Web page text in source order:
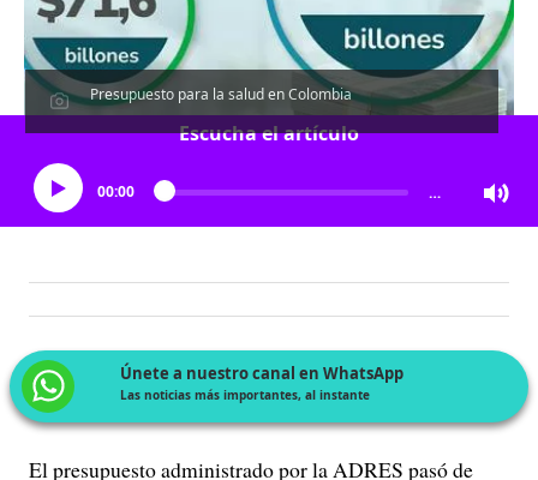
Presupuesto para la salud en Colombia
Escucha el artículo
00:00 …
Únete a nuestro canal en WhatsApp
Las noticias más importantes, al instante
El presupuesto administrado por la ADRES pasó de